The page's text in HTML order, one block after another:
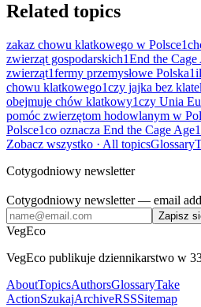
Related topics
zakaz chowu klatkowego w Polsce1
zwierząt gospodarskich1End the Cage
zwierząt1fermy przemysłowe Polska1
chowu klatkowego1czy jajka bez
obejmuje chów klatkowy1czy Unia
pomóc zwierzętom hodowlanym w
Polsce1co oznacza End the Cage Age1
Zobacz wszystko · All topicsGlossary
Cotygodniowy newsletter
Cotygodniowy newsletter— email
Zapisz
VegEco
VegEco publikuje dziennikarstwo w
AboutTopicsAuthorsGlossaryTake
ActionSzukajArchiveRSSSitemap